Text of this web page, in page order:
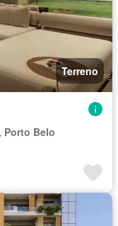
Terreno
Porto Belo